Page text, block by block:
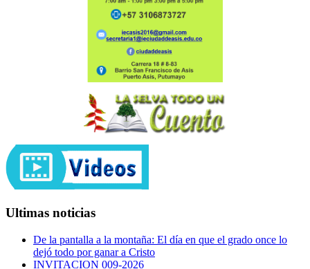
Ultimas noticias
De la pantalla a la montaña: El día en que el grado once lo
dejó todo por ganar a Cristo
INVITACION 009-2026